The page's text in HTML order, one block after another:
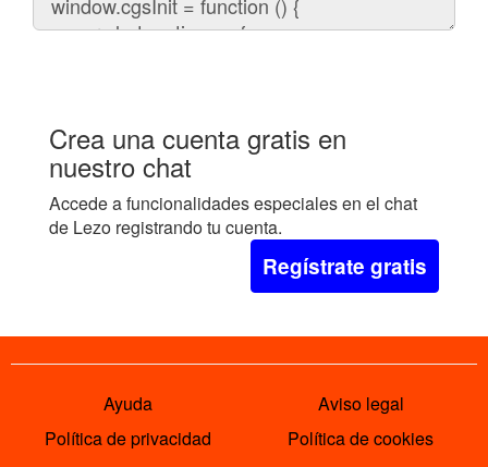
chat
Crea una cuenta gratis en
nuestro chat
Accede a funcionalidades especiales en el chat
de Lezo registrando tu cuenta.
Regístrate gratis
Ayuda
Aviso legal
Política de privacidad
Política de cookies